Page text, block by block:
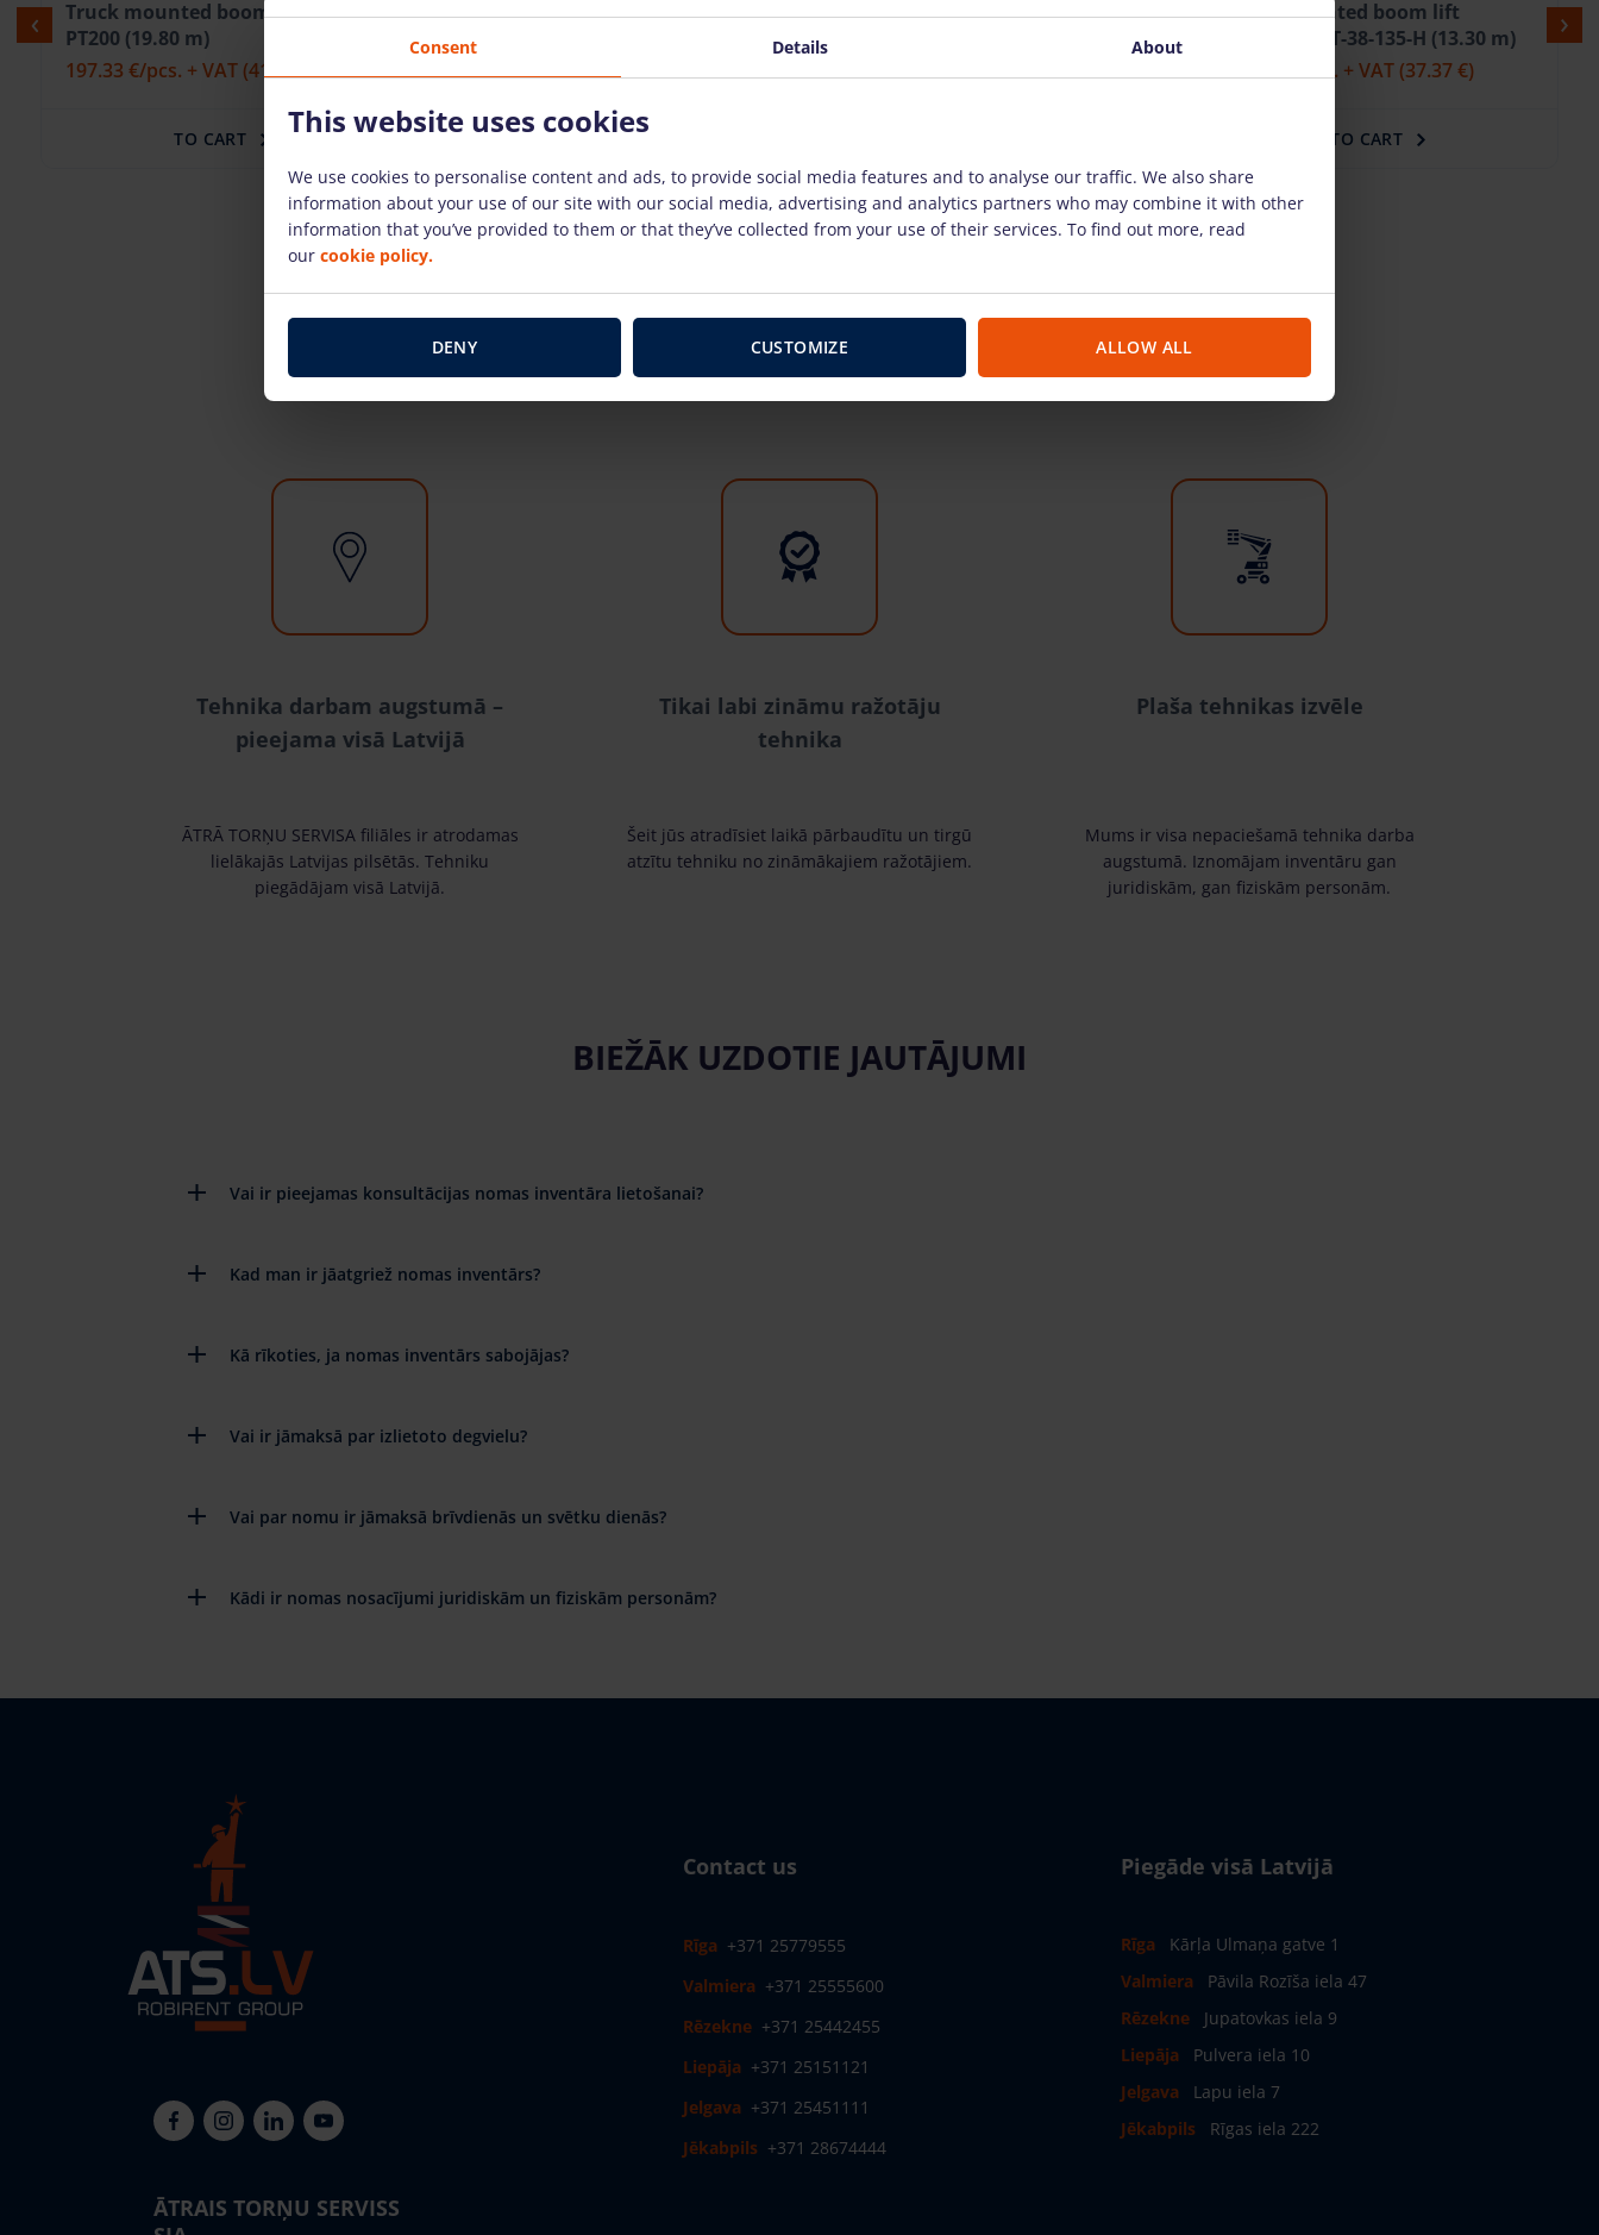
Truck mounted boom lift Isoli
PNT210 JD4 (20.70 m)
215.37 €/pcs. + VAT (45.23 €)
TO CART
Truck mounted boom lift Isoli
PNT205 NH (20 m)
206.35 €/pcs. + VAT
TO CART
Truck mounted boom lift
RUTHMANN TB290 (28.8 m)
/pcs. + VAT(72.86 €)
TO CART
Kāpēc izvēlēties mūs?
Tehnika darbam augstumā –
pieejama visā Latvijā
ĀTRĀ TORŅU SERVISA filiāles ir atrodamas
lielākajās Latvijas pilsētās. Tehniku
piegādājam visā Latvijā.
Tikai labi zināmu ražotāju
tehnika
Šeit jūs atradīsiet laikā pārbaudītu un tirgū
atzītu tehniku no zināmākajiem ražotājiem.
Plaša tehnikas izvēle
Mums ir visa nepaciešamā tehnika darba
augstumā. Iznomājam inventāru gan
juridiskām, gan fiziskām personām.
BIEŽĀK UZDOTIE JAUTĀJUMI
Vai ir pieejamas konsultācijas nomas inventāra lietošanai?
Kad man ir jāatgriež nomas inventārs?
Kā rīkoties, ja nomas inventārs sabojājas?
Vai ir jāmaksā par izlietoto degvielu?
Vai par nomu ir jāmaksā brīvdienās un svētku dienās?
Kādi ir nomas nosacījumi juridiskām un fiziskām personām?
ĀTRAIS TORŅU SERVISS
Contact us
Rīga +371 25779555
Valmiera +371 25555600
Rēzekne +371 25442455
Liepāja +371 25151121
Jelgava +371 25451111
Jēkabpils +371 28674444
Piegāde visā Latvijā
Rīga
Kārļa Ulmaņa gatve 1
Valmiera
Pāvila Rozīša iela 47
Rēzekne
Jupatovkas iela 9
Liepāja
Pulvera iela 10
Jelgava
Lapu iela 7
Jēkabpils
Rīgas iela 222
Consent Details About
This website uses cookies
We use cookies to personalise content and ads, to provide social media features and to analyse our traffic. We also share
information about your use of our site with our social media, advertising and analytics partners who may combine it with other
information that you’ve provided to them or that they’ve collected from your use of their services. To find out more, read
our cookie policy.
DENY CUSTOMIZE ALLOW ALL